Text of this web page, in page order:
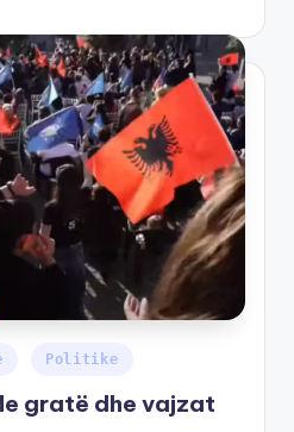
Politike
gratë dhe vajzat